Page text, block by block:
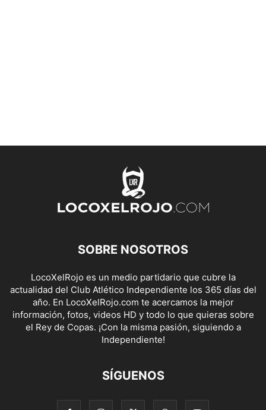
SOBRE NOSOTROS
LocoXelRojo es un medio partidario que cubre la
actualidad del Club Atlético Independiente los 365 días del
año. En LocoXelRojo.com te acercamos la mejor
información, fotos, videos HD y todo lo que quieras sobre
el Rey de Copas. ¡Con la misma pasión, siguiendo a
Independiente!
SÍGUENOS